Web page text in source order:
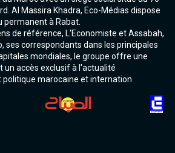
Al Massira Khadra, Eco-Médias dispose
permanent à Rabat.
de référence, L'Economiste et Assabah,
ses correspondants dans les principales
mondiales, le groupe offre une
un accès exclusif à l'actualité
politique marocaine et internation